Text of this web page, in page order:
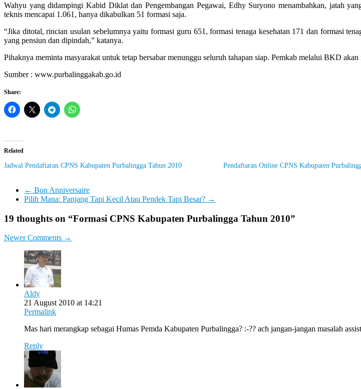
Wahyu yang didampingi Kabid Diklat dan Pengembangan Pegawai, Edhy Suryono menambahkan, jatah
teknis mencapai 1.061, hanya dikabulkan 51 formasi saja.
“Jika ditotal, rincian usulan sebelumnya yaitu formasi guru 651, formasi tenaga kesehatan 171 dan formasi
yang pensiun dan dipindah,” katanya.
Pihaknya meminta masyarakat untuk tetap bersabar menunggu seluruh tahapan siap. Pemkab melalui BKD
Sumber : www.purbalinggakab.go.id
Share:
Related
Jadwal Pendaftaran CPNS Kabupaten Purbalingga Tahun 2010 Pendaftaran Online CPNS Kabupaten
← Bon Anniversaire
Pilih Mana: Panjang Tapi Kecil Atau Pendek Tapi Besar? →
19 thoughts on “Formasi CPNS Kabupaten Purbalingga Tahun 2010”
Comment
Newer Comments →
Aldy
21 August 2010 at 14:21
Permalink
Mas hari merangkap sebagai Humas Pemda Kabupaten Purbalingga? :-?? ach jangan-jangan masalah
Reply